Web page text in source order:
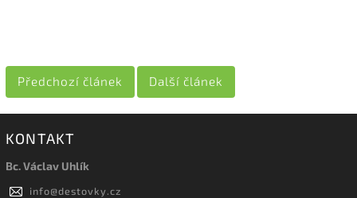
Předchozí článek Další článek
KONTAKT
Bc. Václav Uhlík
info@destovky.cz